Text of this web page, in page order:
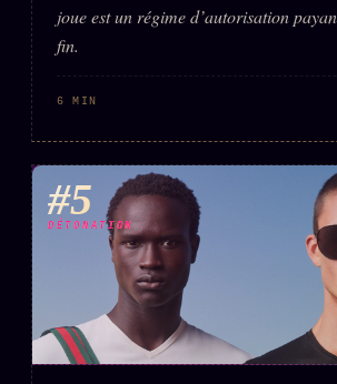
joue est un régime d’autorisation
fin.
6 MIN
#5
DÉTONATION